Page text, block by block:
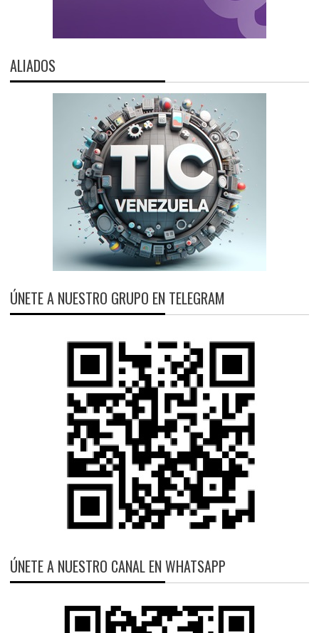
ALIADOS
ÚNETE A NUESTRO GRUPO EN TELEGRAM
ÚNETE A NUESTRO CANAL EN WHATSAPP